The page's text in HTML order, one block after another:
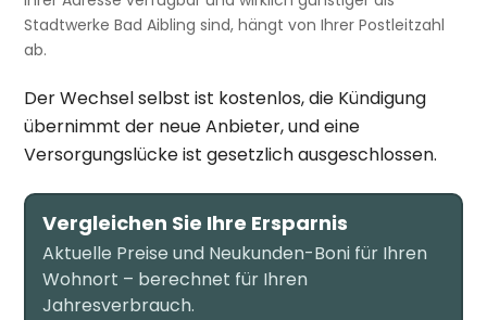
Stadtwerke Bad Aibling sind, hängt von Ihrer Postleitzahl
ab.
Der Wechsel selbst ist kostenlos, die Kündigung
übernimmt der neue Anbieter, und eine
Versorgungslücke ist gesetzlich ausgeschlossen.
Vergleichen Sie Ihre Ersparnis
Aktuelle Preise und Neukunden-Boni für Ihren
Wohnort – berechnet für Ihren
Jahresverbrauch.